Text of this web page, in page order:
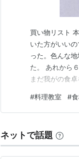
買い物リスト
いた方がいい
った。色んな
た。 あれから
まだ我がの食
は１７～２０
れぞれ人数分
#料理教室 #
ネットで話題